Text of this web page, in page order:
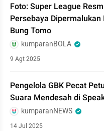
Foto: Super League
Persebaya Dipermalukan
Bung Tomo
kumparanBOLA
9 Agt 2025
Pengelola GBK Pecat
Suara Mendesah di
kumparanNEWS
14 Jul 2025